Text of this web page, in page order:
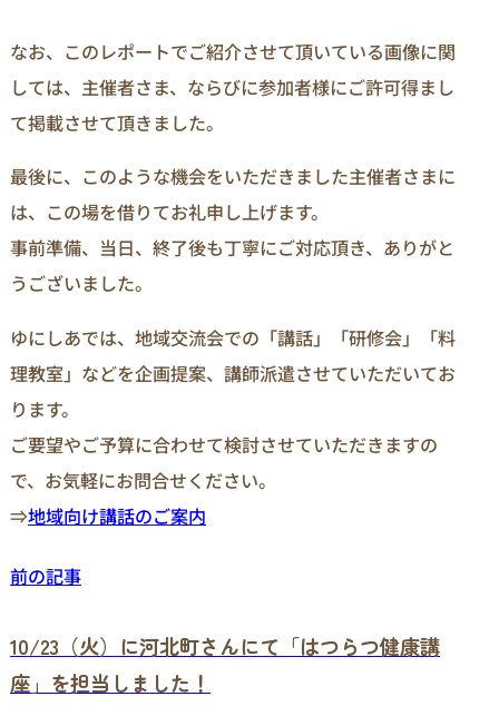
なお、このレポートでご紹介させて頂いている画像に関
しては、主催者さま、ならびに参加者様にご許可得まし
て掲載させて頂きました。
最後に、このような機会をいただきました主催者さまに
は、この場を借りてお礼申し上げます。
事前準備、当日、終了後も丁寧にご対応頂き、ありがと
うございました。
ゆにしあでは、地域交流会での「講話」「研修会」「料
理教室」などを企画提案、講師派遣させていただいてお
ります。
ご要望やご予算に合わせて検討させていただきますの
で、お気軽にお問合せください。
⇒地域向け講話のご案内
前の記事
10/23（火）に河北町さんにて「はつらつ健康講
座」を担当しました！